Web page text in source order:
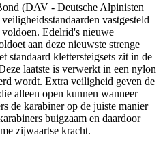
(DAV - Deutsche Alpinisten
vastgesteld
Edelrid's nieuwe
aan deze nieuwste strenge
standaard klettersteigsets zit in de
laatste is verwerkt in een nylon
wordt. Extra veiligheid geven de
alleen open kunnen wanneer
de karabiner op de juiste manier
buigzaam en daardoor
zijwaartse kracht.